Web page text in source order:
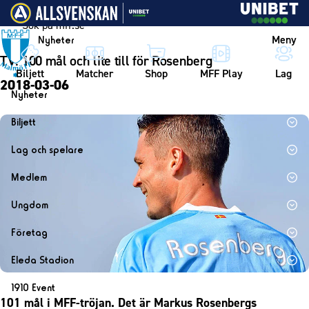
Vidare till innehållet
Nyheter Meny
Biljett Matcher Shop MFF Play Lag
Nyheter
Nyheter
Biljett
Biljett
Mitt MFF
Biljetter till bortamatcher
Biljettvillkor
Lag och spelare
Lag
Spelare
Ledarstab
Damlaget
Spelare
Ledarstab
Medlem
Medlemskap i Malmö FF
Ungdom
MFF Ungdom
Skånecupen
Fotbollsskolan
Företag
Bli företagspartner
Nätverket
Klubbstolar
Eleda Stadion
Eleda Stadion
Erics Bar & Restaurang
1910 Event
TV: 100 mål och lite till för Rosenberg
2018-03-06
101 mål i MFF-tröjan. Det är Markus Rosenbergs